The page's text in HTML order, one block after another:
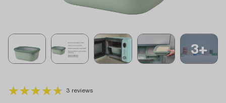
3+
★★★★★
★★★★★ 3 reviews